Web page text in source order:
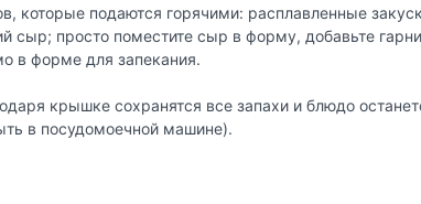
которые подаются горячими: расплавленные
сыр; просто поместите сыр в форму, добавьте
в форме для запекания.
крышке сохранятся все запахи и блюдо
в посудомоечной машине).